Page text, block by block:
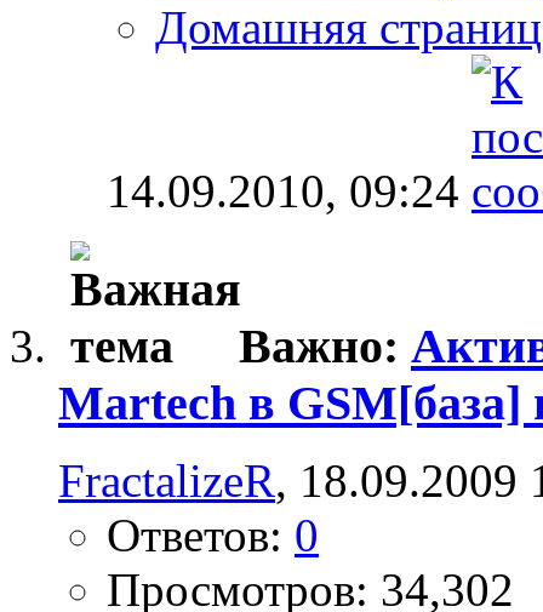
Домашняя
14.09.2010, 09:24
Важно:
Martech в GSM[база]
FractalizeR, 18.09.2009
Ответов: 0
Просмотров: 34,302